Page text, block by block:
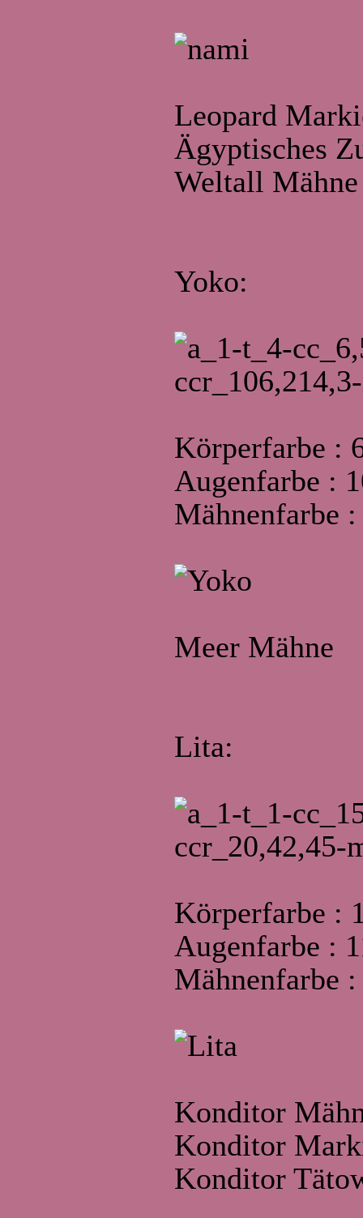
Leopard
Ägyptisches
Weltall Mähne
Yoko:
Körperfarbe :
Augenfarbe :
Mähnenfarbe
Meer Mähne
Lita:
Körperfarbe :
Augenfarbe :
Mähnenfarbe
Konditor
Konditor
Konditor